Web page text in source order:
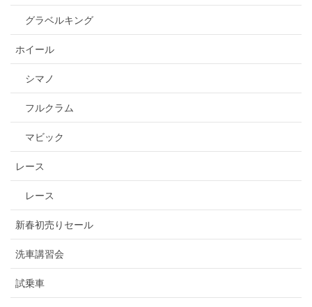
グラベルキング
ホイール
シマノ
フルクラム
マビック
レース
レース
新春初売りセール
洗車講習会
試乗車